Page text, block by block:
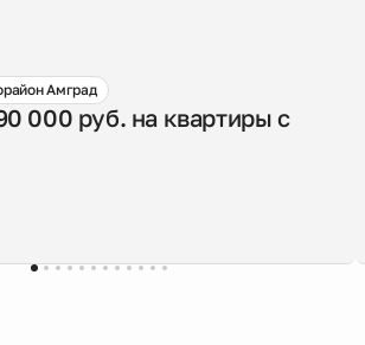
Амград
000 руб. на квартиры с